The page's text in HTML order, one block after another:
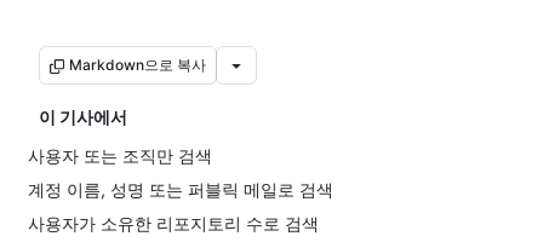
Markdown으로 복사
이 기사에서
사용자 또는 조직만 검색
계정 이름, 성명 또는 퍼블릭 메일로 검색
사용자가 소유한 리포지토리 수로 검색